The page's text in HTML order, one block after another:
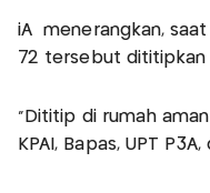
iA menerangkan, saat
72 tersebut dititipkan
"Dititip di rumah
KPAI, Bapas, UPT